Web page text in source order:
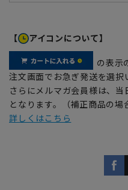
【 アイコンについて】
の表示
注文画面でお急ぎ発送を選択
さらにメルマガ会員様は、
となります。（補正商品の場
詳しくはこちら